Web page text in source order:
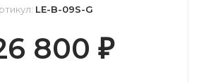
LE-B-09S-G
800 ₽